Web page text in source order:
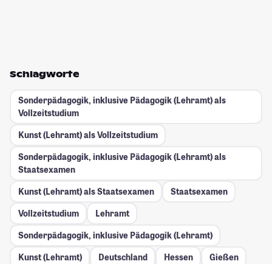
Schlagworte
Sonderpädagogik, inklusive Pädagogik (Lehramt) als
Vollzeitstudium
Kunst (Lehramt) als Vollzeitstudium
Sonderpädagogik, inklusive Pädagogik (Lehramt) als
Staatsexamen
Kunst (Lehramt) als Staatsexamen
Staatsexamen
Vollzeitstudium
Lehramt
Sonderpädagogik, inklusive Pädagogik (Lehramt)
Kunst (Lehramt)
Deutschland Hessen Gießen